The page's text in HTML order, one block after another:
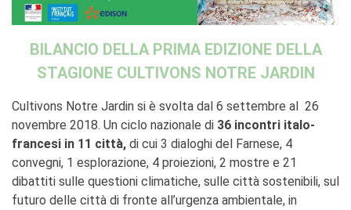
Fuori Sala
La Francia al Cinema
Residenza XR
LIBRI
"DÉBAT D'IDÉES"
UNIVERSITÀ, RICERCA,
INNOVAZIONE
BILANCIO DELLA PRIMA EDIZIONE DELLA
STAGIONE CULTIVONS NOTRE JARDIN
Cultivons Notre Jardin si è svolta dal 6 settembre al 26
novembre 2018. Un ciclo nazionale di 36 incontri italo-
francesi in 11 città, di cui 3 dialoghi del Farnese, 4
convegni, 1 esplorazione, 4 proiezioni, 2 mostre e 21
dibattiti sulle questioni climatiche, sulle città sostenibili, sul
futuro delle città di fronte all’urgenza ambientale, in